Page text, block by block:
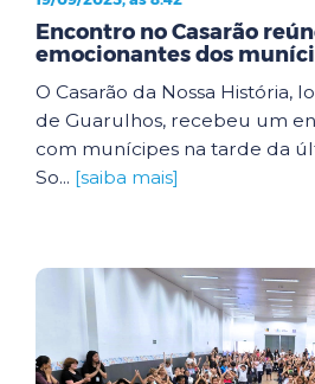
Encontro no Casarão
emocionantes dos
O Casarão da Nossa História,
de Guarulhos, recebeu um
com munícipes na tarde da
So... [saiba mais]